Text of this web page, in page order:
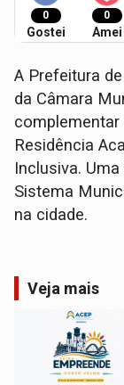
0
Gostei
0
Amei
A Prefeitura
da Câmara
complementar
Residência
Inclusiva.
Sistema
na cidade.
Veja mais